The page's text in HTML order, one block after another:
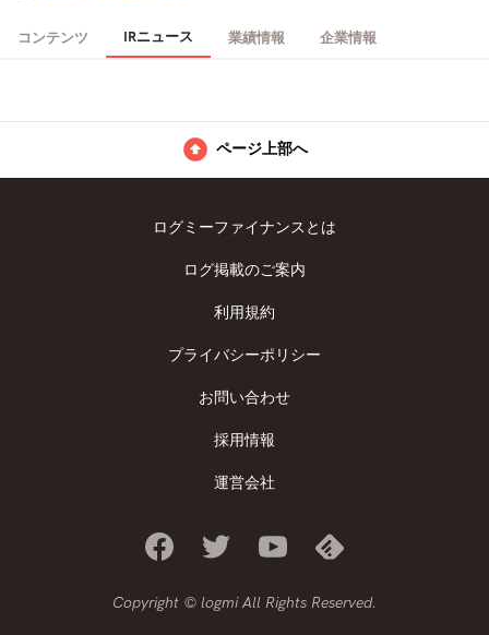
コンテンツ IRニュース 業績情報 企業情報
ページ上部へ
ログミーファイナンスとは
ログ掲載のご案内
利用規約
プライバシーポリシー
お問い合わせ
採用情報
運営会社
Copyright © logmi All Rights Reserved.